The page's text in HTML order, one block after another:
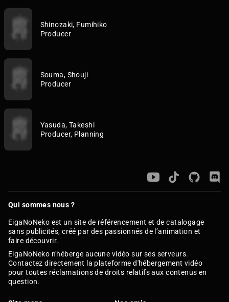
Shinozaki, Fumihiko
Producer
Souma, Shouji
Producer
Yasuda, Takeshi
Producer, Planning
Qui sommes nous ?
EigaNoNeko est un site de référencement et de catalogage
sans publicités, créé par des passionnés de l’animation et
faire découvrir.
EigaNoNeko n'héberge aucune vidéo sur ses serveurs.
Contactez directement la plateforme d'hébergement vidéo
pour toutes réclamations de droits relatifs aux contenus en
question.